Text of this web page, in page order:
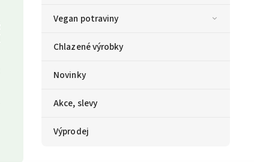
Vegan potraviny
Chlazené výrobky
Novinky
Akce, slevy
Výprodej